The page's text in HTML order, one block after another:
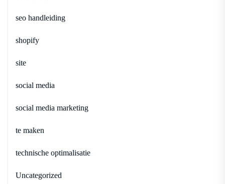
seo handleiding
shopify
site
social media
social media marketing
te maken
technische optimalisatie
Uncategorized